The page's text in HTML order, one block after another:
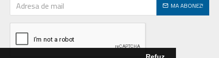
MA ABONEZ!